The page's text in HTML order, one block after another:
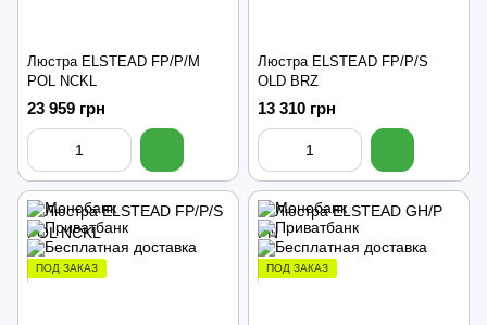
Люстра ELSTEAD FP/P/M
POL NCKL
23 959 грн
Люстра ELSTEAD FP/P/S
OLD BRZ
13 310 грн
ПОД ЗАКАЗ ПОД ЗАКАЗ